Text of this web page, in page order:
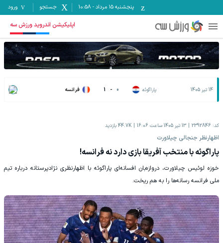
پنجشنبه ۱۵ مرداد -
10:58 جستجو ورود
اپلیکیشن اندروید ورزش سه
14 تیر 1405 پاراگوئه 0
-
1 فرانسه
کد: 2392846 13 تیر 1405 ساعت 16:06 44.7K بازدید
اظهارنظر جنجالی چیلاورت
پاراگوئه با منتخب آفریقا بازی دارد نه فرانسه!
خوزه لوئیس چیلاورت، دروازه‌بان افسانه‌ای پاراگوئه با اظهارنظری نژادپرستانه درباره تیم
ملی فرانسه رسانه‌ها را به هم ریخت.